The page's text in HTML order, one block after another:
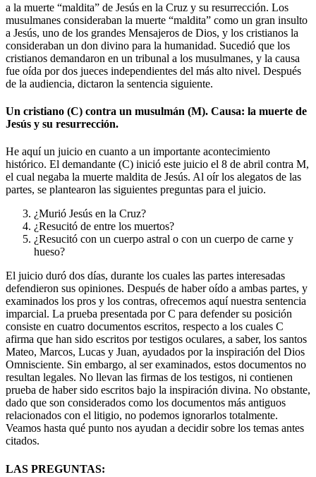
a la muerte “maldita” de Jesús en la Cruz y su resurrección. Los
musulmanes consideraban la muerte “maldita” como un gran insulto
a Jesús, uno de los grandes Mensajeros de Dios, y los cristianos la
consideraban un don divino para la humanidad. Sucedió que los
cristianos demandaron en un tribunal a los musulmanes, y la causa
fue oída por dos jueces independientes del más alto nivel. Después
de la audiencia, dictaron la sentencia siguiente.
Un cristiano (C) contra un musulmán (M). Causa: la muerte de
Jesús y su resurrección.
He aquí un juicio en cuanto a un importante acontecimiento
histórico. El demandante (C) inició este juicio el 8 de abril contra M,
el cual negaba la muerte maldita de Jesús. Al oír los alegatos de las
partes, se plantearon las siguientes preguntas para el juicio.
¿Murió Jesús en la Cruz?
¿Resucitó de entre los muertos?
¿Resucitó con un cuerpo astral o con un cuerpo de carne y
hueso?
El juicio duró dos días, durante los cuales las partes interesadas
defendieron sus opiniones. Después de haber oído a ambas partes, y
examinados los pros y los contras, ofrecemos aquí nuestra sentencia
imparcial. La prueba presentada por C para defender su posición
consiste en cuatro documentos escritos, respecto a los cuales C
afirma que han sido escritos por testigos oculares, a saber, los santos
Mateo, Marcos, Lucas y Juan, ayudados por la inspiración del Dios
Omnisciente. Sin embargo, al ser examinados, estos documentos no
resultan legales. No llevan las firmas de los testigos, ni contienen
prueba de haber sido escritos bajo la inspiración divina. No obstante,
dado que son considerados como los documentos más antiguos
relacionados con el litigio, no podemos ignorarlos totalmente.
Veamos hasta qué punto nos ayudan a decidir sobre los temas antes
citados.
LAS PREGUNTAS: